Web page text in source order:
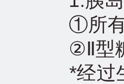
①所有Ⅰ
②Ⅱ型糖
*经过生